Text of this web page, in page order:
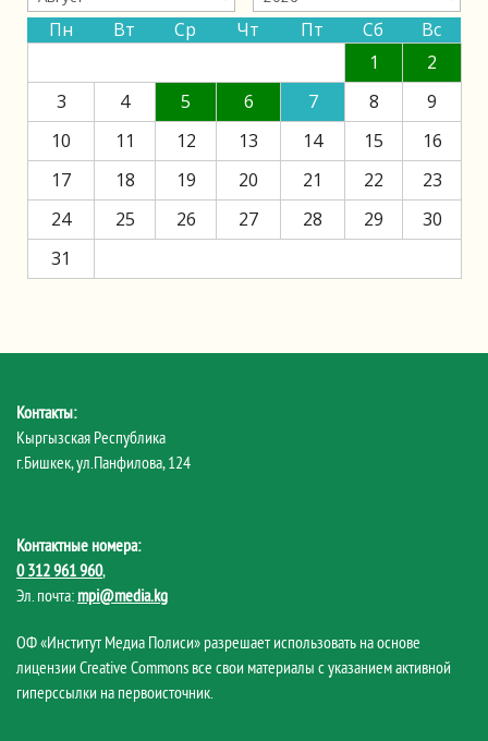
Пн Вт Ср Чт Пт Сб
Вс
1
2
3
4 5 6 7 8
9
10
11 12 13 14 15
16
17
18 19 20 21 22
23
24
25 26 27 28 29
30
31
Контакты:
Кыргызская Республика
г.Бишкек, ул.Панфилова, 124
Контактные номера:
0 312 961 960,
Эл. почта: mpi@media.kg
ОФ «Институт Медиа Полиси» разрешает использовать на основе
лицензии Creative Commons все свои материалы с указанием активной
гиперссылки на первоисточник.